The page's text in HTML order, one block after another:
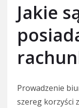
Jakie
Prowadzenie
szereg korzyści